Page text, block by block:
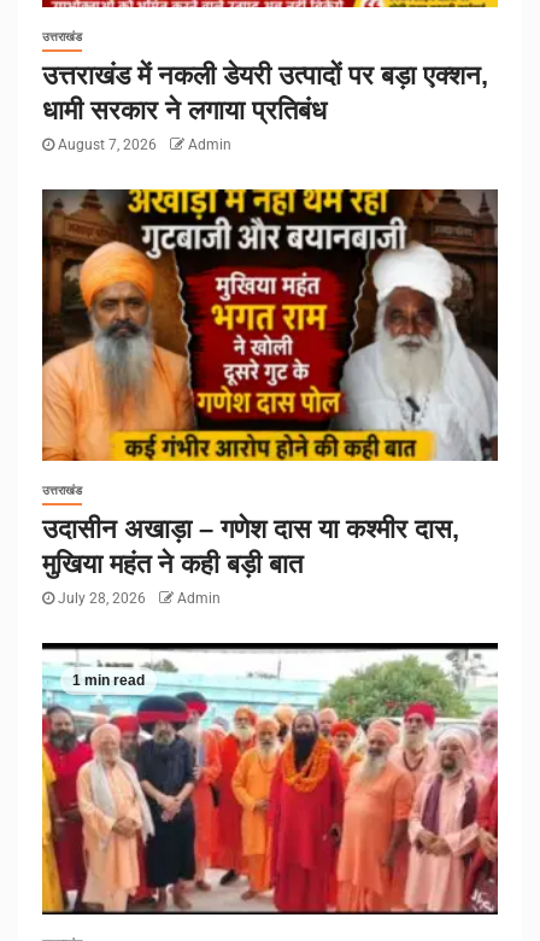
उत्तराखंड
उत्तराखंड में नकली डेयरी उत्पादों पर बड़ा एक्शन,
धामी सरकार ने लगाया प्रतिबंध
August 7, 2026 Admin
उत्तराखंड
उदासीन अखाड़ा – गणेश दास या कश्मीर दास,
मुखिया महंत ने कही बड़ी बात
July 28, 2026 Admin
1 min read